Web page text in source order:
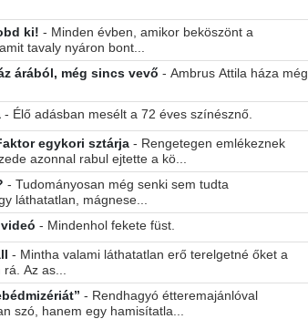
ki! - Minden évben, amikor beköszönt a
tavaly nyáron bont...
árából, még sincs vevő - Ambrus Attila háza még
- Élő adásban mesélt a 72 éves színésznő.
egykori sztárja - Rengetegen emlékeznek
azonnal rabul ejtette a kö...
- Tudományosan még senki sem tudta
láthatatlan, mágnese...
- Mindenhol fekete füst.
- Mintha valami láthatatlan erő terelgetné őket a
Az as...
- Rendhagyó étteremajánlóval
szó, hanem egy hamisítatla...